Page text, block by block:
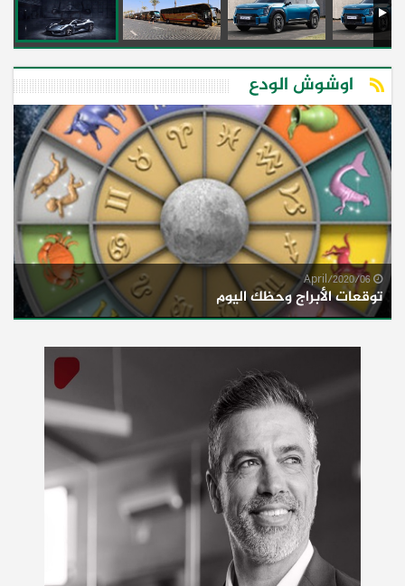
اوشوش الودع
توقعات الأبراج وحظك اليوم